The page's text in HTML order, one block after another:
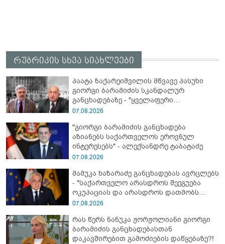
რუბრიკის სხვა სიახლეები
პაატა ზაქარეიშვილის მწვავე პასუხი
გიორგი ბარამიძის სკანდალურ
განცხადებაზე - "ყველაფერი
დეტალურად ვიცი... კამანში მოკლული
ბარამიძე კი ტყუის"
07.08.2026
"გიორგი ბარამიძის განცხადება
აზიანებს საქართველოს ეროვნულ
ინტერესებს" - ალექსანდრე ტაბატაძე
07.08.2026
მამუკა ხაზარაძე განცხადებას ავრცლებს
- "საქართველო არასდროს შეეგუება
ოკუპაციას და არასდროს დათმობს
თავისუფლებას!"
07.08.2026
რას წერს ნანუკა ჟორჟოლიანი გიორგი
ბარამიძის განცხადებასთან
დაკავშირებით გამოძიების დაწყებაზე?!